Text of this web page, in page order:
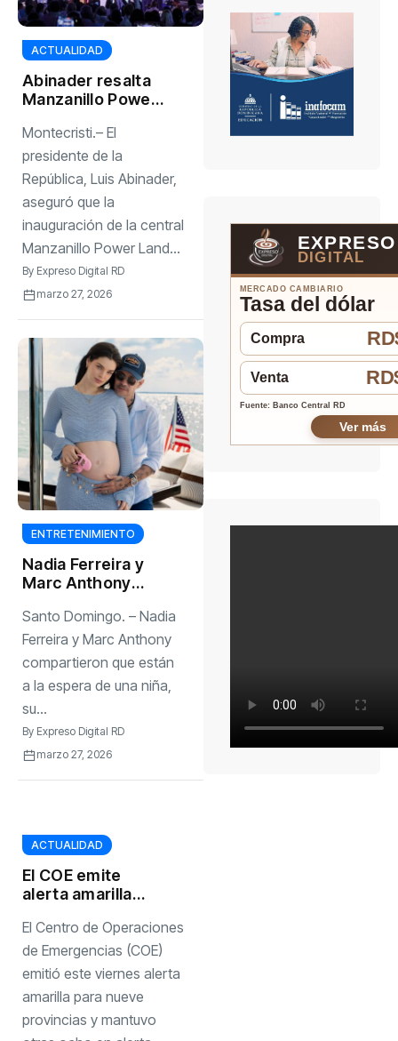
ACTUALIDAD
Abinader resalta
Manzanillo Power
para seguridad
energética y
desarrollo del
norte del país
Montecristi.– El
presidente de la
República, Luis Abinader,
aseguró que la
inauguración de la central
Manzanillo Power Land...
By Expreso Digital RD
marzo 27, 2026
ENTRETENIMIENTO
Nadia Ferreira y
Marc Anthony
esperan una niña
Santo Domingo. – Nadia
Ferreira y Marc Anthony
compartieron que están
a la espera de una niña,
su...
By Expreso Digital RD
marzo 27, 2026
ACTUALIDAD
El COE emite
alerta amarilla
provincias y
mantiene ocho en
verde por
vaguada
El Centro de Operaciones
de Emergencias (COE)
emitió este viernes alerta
amarilla para nueve
provincias y mantuvo
EXPRESO
DIGITAL
MERCADO CAMBIARIO
Tasa del dólar
Compra
Venta
Fuente: Banco Central RD
Ver más